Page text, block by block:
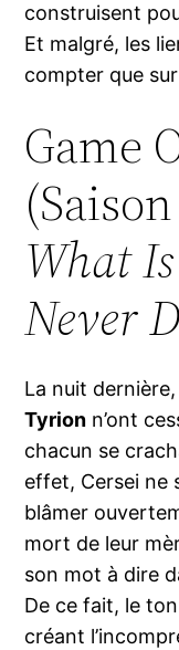
construisent
Et malgré, les
compter que
Game
What
Never
La nuit
Tyrion n’ont
chacun se
effet, Cersei ne
blâmer
mort de leur
son mot à dire
De ce fait, le
créant